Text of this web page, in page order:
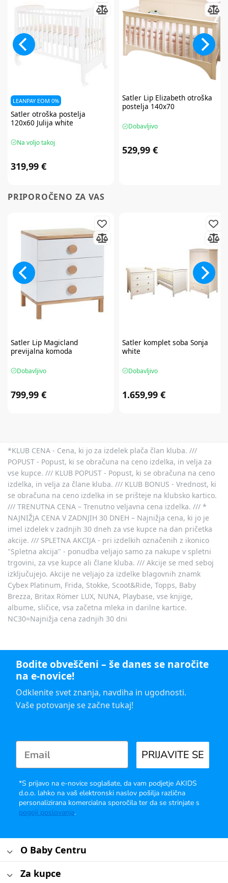
LEANPAY EOM 0%
Satlerotroška postelja
120x60 Julija white
Na voljo takoj
319,99 €
Satler Lip Elizabeth otroška
postelja 140x70
Dobavljivo
529,99 €
PRIPOROČENO ZA VAS
SatlerLip Magicland
previjalna komoda
Dobavljivo
799,99 €
Satlerkomplet soba Sonja
white
Dobavljivo
1.659,99 €
*KLUB CENA - Cena, ki jo za izdelek plača član kluba. ///
POPUST - Popust, ki se obračuna na ceno izdelka, in velja za
vse kupce. /// KLUB POPUST - Popust, ki se obračuna na ceno
izdelka, in velja za člane kluba. /// KLUB BONUS - Vrednost, ki
se obračuna na ceno izdelka in se prišteje na klubsko kartico.
/// TRENUTNA CENA – Trenutno veljavna cena izdelka. /// *
NAJNIŽJA CENA V ZADNJIH 30 DNEH – Najnižja cena, ki jo je
imel izdelek v zadnjih 30 dneh za vse kupce na dan pričetka
akcije. /// SPLETNA AKCIJA - pri izdelkih označenih z ikonico
"Spletna akcija" - ponudba veljajo samo za nakupe v spletni
trgovini, za vse kupce ali člane kluba. /// Akcije se med seboj
izključujejo. Akcije ne veljajo za izdelke blagovnih znamk
Cybex Platinum, Frida, Stokke, Scoot&Ride, Topps, Baby
Brezza, Britax Römer LUX, NUNA, Playbase, vse knjige,
albume, sličice, vsa začetna mleka in darilne kartice.
NC30=Najnižja cena zadnjih 30 dni
Bodite obveščeni – še danes se naročite
na e-novice!
Odklenite svet znanja, navdiha in ugodnosti.
Vaše potovanje se začne tukaj!
PRIJAVITE SE
*S prijavo na e-novice soglašate, da vam podjetje AKIDS
d.o.o. lahko na vaš elektronski naslov pošilja različna
personalizirana komercialna sporočila ter da se strinjate s
pogoji poslovanja.
O Baby Centru
Za kupce